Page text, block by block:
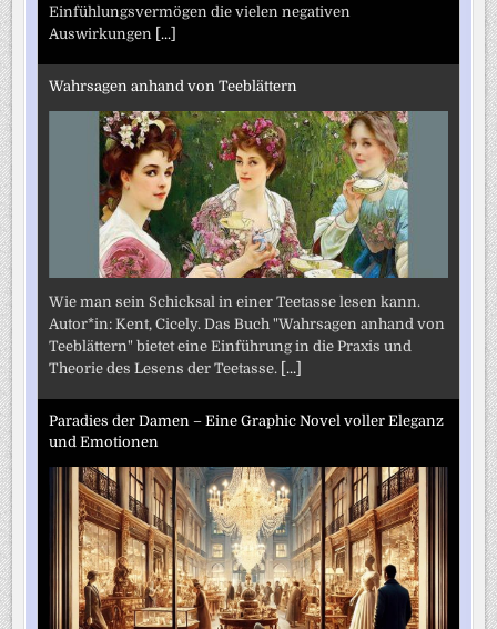
Einfühlungsvermögen die vielen negativen
Auswirkungen [...]
Wahrsagen anhand von Teeblättern
Wie man sein Schicksal in einer Teetasse lesen kann.
Autor*in: Kent, Cicely. Das Buch "Wahrsagen anhand von
Teeblättern" bietet eine Einführung in die Praxis und
Theorie des Lesens der Teetasse. [...]
Paradies der Damen – Eine Graphic Novel voller Eleganz
und Emotionen